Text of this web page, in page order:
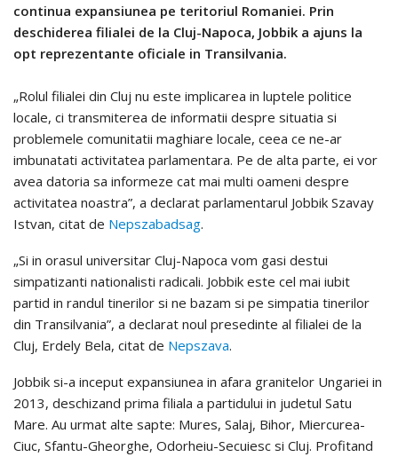
continua expansiunea pe teritoriul Romaniei. Prin
deschiderea filialei de la Cluj-Napoca, Jobbik a ajuns la
opt reprezentante oficiale in Transilvania.
„Rolul filialei din Cluj nu este implicarea in luptele politice
locale, ci transmiterea de informatii despre situatia si
problemele comunitatii maghiare locale, ceea ce ne-ar
imbunatati activitatea parlamentara. Pe de alta parte, ei vor
avea datoria sa informeze cat mai multi oameni despre
activitatea noastra”, a declarat parlamentarul Jobbik Szavay
Istvan, citat de Nepszabadsag.
„Si in orasul universitar Cluj-Napoca vom gasi destui
simpatizanti nationalisti radicali. Jobbik este cel mai iubit
partid in randul tinerilor si ne bazam si pe simpatia tinerilor
din Transilvania”, a declarat noul presedinte al filialei de la
Cluj, Erdely Bela, citat de Nepszava.
Jobbik si-a inceput expansiunea in afara granitelor Ungariei in
2013, deschizand prima filiala a partidului in judetul Satu
Mare. Au urmat alte sapte: Mures, Salaj, Bihor, Miercurea-
Ciuc, Sfantu-Gheorghe, Odorheiu-Secuiesc si Cluj. Profitand